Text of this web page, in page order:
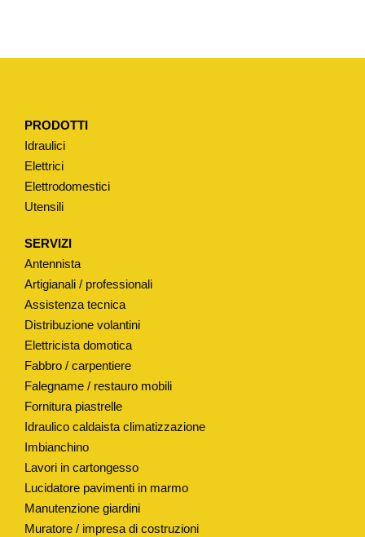
R
P
O
C
T
A
L
A
N
O
M
O
E
S
PRODOTTI
Idraulici
Elettrici
Elettrodomestici
Utensili
SERVIZI
Antennista
Artigianali / professionali
Assistenza tecnica
Distribuzione volantini
Elettricista domotica
Fabbro / carpentiere
Falegname / restauro mobili
Fornitura piastrelle
Idraulico caldaista climatizzazione
Imbianchino
Lavori in cartongesso
Lucidatore pavimenti in marmo
Manutenzione giardini
Muratore / impresa di costruzioni